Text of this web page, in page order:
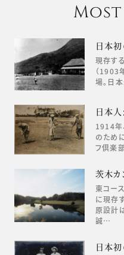
Most
日本初
現存す
（1903
場。日
日本
1914年
のため
フ倶楽
茨木カ
東コー
に現存
原設計
誠…
日本初